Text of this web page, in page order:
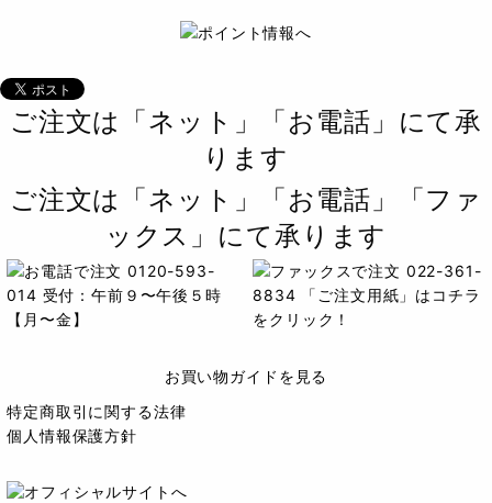
ご注文は「ネット」「お電話」にて承
ります
ご注文は「ネット」「お電話」「ファ
ックス」にて承ります
お買い物ガイドを見る
特定商取引に関する法律
個人情報保護方針